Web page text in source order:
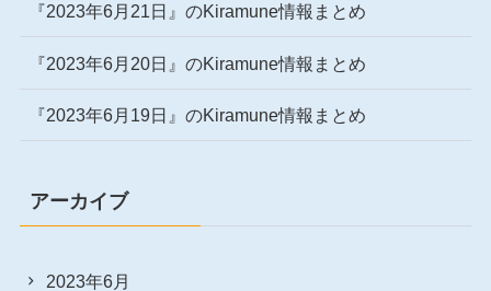
『2023年6月21日』のKiramune情報まとめ
『2023年6月20日』のKiramune情報まとめ
『2023年6月19日』のKiramune情報まとめ
アーカイブ
2023年6月